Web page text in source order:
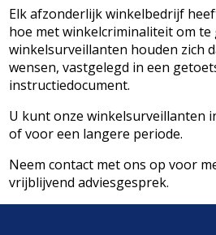
Elk afzonderlijk winkelbedrijf
hoe met winkelcriminaliteit om te
winkelsurveillanten houden zich
wensen, vastgelegd in een
instructiedocument.
U kunt onze winkelsurveillanten
of voor een langere periode.
Neemcontact met ons op voor
vrijblijvend adviesgesprek.